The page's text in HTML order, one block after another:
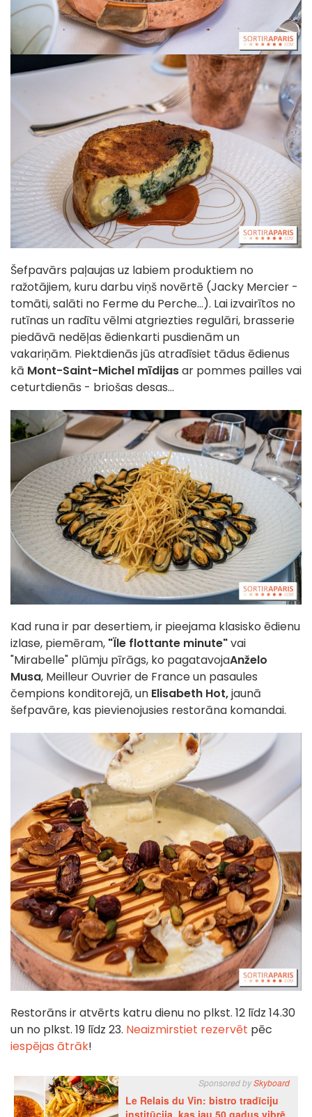
Šefpavārs paļaujas uz labiem produktiem no
ražotājiem, kuru darbu viņš novērtē (Jacky Mercier -
tomāti, salāti no Ferme du Perche...). Lai izvairītos no
rutīnas un radītu vēlmi atgriezties regulāri, brasserie
piedāvā nedēļas ēdienkarti pusdienām un
vakariņām. Piektdienās jūs atradīsiet tādus ēdienus
kā Mont-Saint-Michel mīdijasar pommes pailles vai
ceturtdienās - briošas desas...
Kad runa ir par desertiem, ir pieejama klasisko ēdienu
izlase, piemēram, "Ïle flottante minute"vai
"Mirabelle" plūmju pīrāgs, ko pagatavojaAnželo
Musa, Meilleur Ouvrier de France un pasaules
čempions konditorejā, un Elisabeth Hot,jaunā
šefpavāre, kas pievienojusies restorāna komandai.
Restorāns ir atvērts katru dienu no plkst. 12 līdz 14.30
un no plkst. 19 līdz 23. Neaizmirstiet rezervēt pēc
iespējas ātrāk!